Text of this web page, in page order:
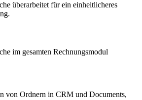
überarbeitet für ein einheitlicheres
im gesamten Rechnungsmodul
von Ordnern in CRM und Documents,